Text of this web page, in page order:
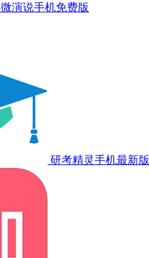
微演说手机免费版
研考精灵手机最新版